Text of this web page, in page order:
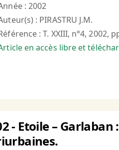
: 2002
: PIRASTRU J.M.
: T. XXIII, n°4, 2002,
en accès libre et
- Etoile –